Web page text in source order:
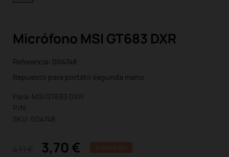
Micrófono MSI GT683 DXR
Referencia: 004748
Repuesto para portátil segunda mano
Para: MSI GT683 DXR
P/N:
SKU: 004748
3,70 €